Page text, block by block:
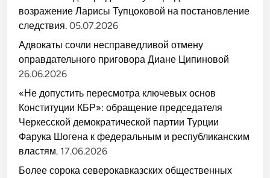
возражение Ларисы Тупцоковой на постановление
следствия. 05.07.2026
Адвокаты сочли несправедливой отмену
оправдательного приговора Диане Ципиновой
26.06.2026
«Не допустить пересмотра ключевых основ
Конституции КБР»: обращение председателя
Черкесской демократической партии Турции
Фарука Шогена к федеральным и республиканским
властям. 17.06.2026
Более сорока северокавказских общественных